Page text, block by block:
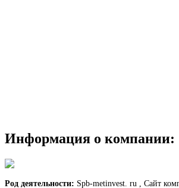
Информация о компании:
Род деятельности: Spb-metinvest. ru , Сайт